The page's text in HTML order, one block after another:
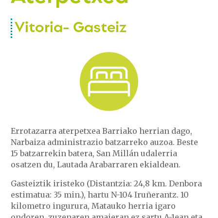
Vitoria- Gasteiz
Errotazarra aterpetxea Barriako herrian dago,
Narbaiza administrazio batzarreko auzoa. Beste
15 batzarrekin batera, San Millán udalerria
osatzen du, Lautada Arabarraren ekialdean.
Gasteiztik iristeko (Distantzia: 24,8 km. Denbora
estimatua: 35 min.), hartu N-104 Iruñerantz. 10
kilometro ingurura, Matauko herria igaro